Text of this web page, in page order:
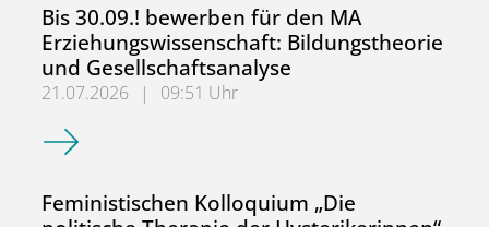
Bis 30.09.! bewerben für den MA
Erziehungswissenschaft: Bildungstheorie
und Gesellschaftsanalyse
21.07.2026 |
09:51 Uhr
Bis 30.09.! bewerben für den MA
Feministischen Kolloquium „Die